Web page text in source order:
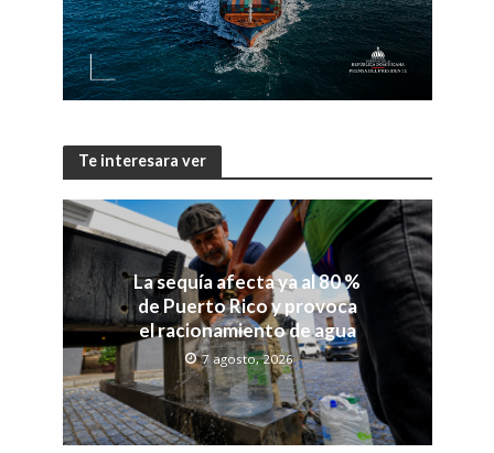
Te interesara ver
La sequía afecta ya al 80 %
de Puerto Rico y provoca
el racionamiento de agua
7 agosto, 2026